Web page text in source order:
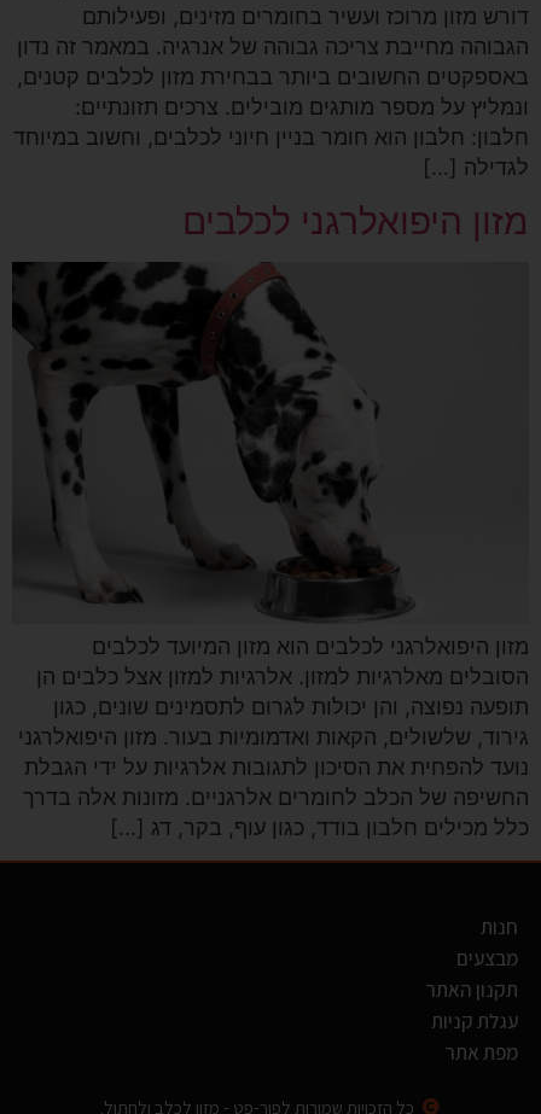
דורש מזון מרוכז ועשיר בחומרים מזינים, ופעילותם
הגבוהה מחייבת צריכה גבוהה של אנרגיה. במאמר זה נדון
באספקטים החשובים ביותר בבחירת מזון לכלבים קטנים,
ונמליץ על מספר מותגים מובילים. צרכים תזונתיים:
חלבון: חלבון הוא חומר בניין חיוני לכלבים, וחשוב במיוחד
לגדילה […]
מזון היפואלרגני לכלבים
מזון היפואלרגני לכלבים הוא מזון המיועד לכלבים
הסובלים מאלרגיות למזון. אלרגיות למזון אצל כלבים הן
תופעה נפוצה, והן יכולות לגרום לתסמינים שונים, כגון
גירוד, שלשולים, הקאות ואדמומיות בעור. מזון היפואלרגני
נועד להפחית את הסיכון לתגובות אלרגיות על ידי הגבלת
החשיפה של הכלב לחומרים אלרגניים. מזונות אלה בדרך
כלל מכילים חלבון בודד, כגון עוף, בקר, דג […]
חנות
מבצעים
תקנון האתר
עגלת קניות
מפת אתר
כל הזכויות שמורות לפור-פט - מזון לכלב ולחתול.